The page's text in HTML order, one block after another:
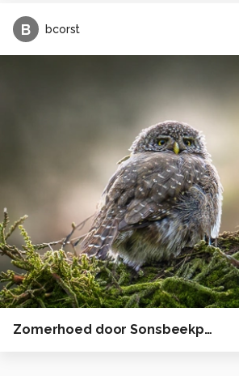
B bcorst
Zomerhoed door Sonsbeekpark, Arnhem 2026